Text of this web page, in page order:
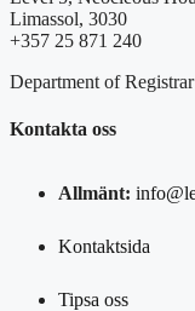
Limassol, 3030
+357 25 871 240
Department of
Kontakta oss
Allmänt:
Kontaktsida
Tipsa oss